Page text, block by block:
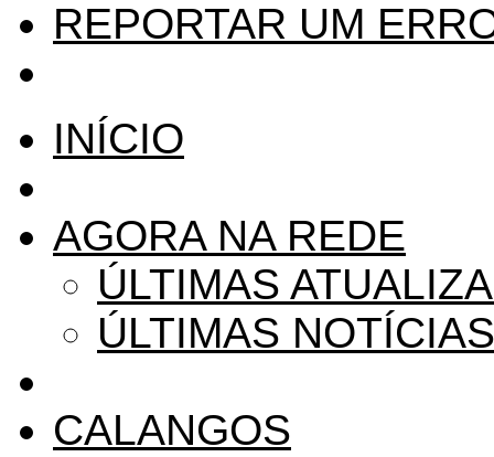
REPORTAR UM
INÍCIO
AGORA NA REDE
ÚLTIMAS
ÚLTIMAS NOTÍCIAS
CALANGOS